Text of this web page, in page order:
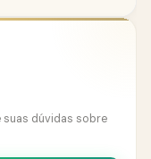
suas dúvidas sobre